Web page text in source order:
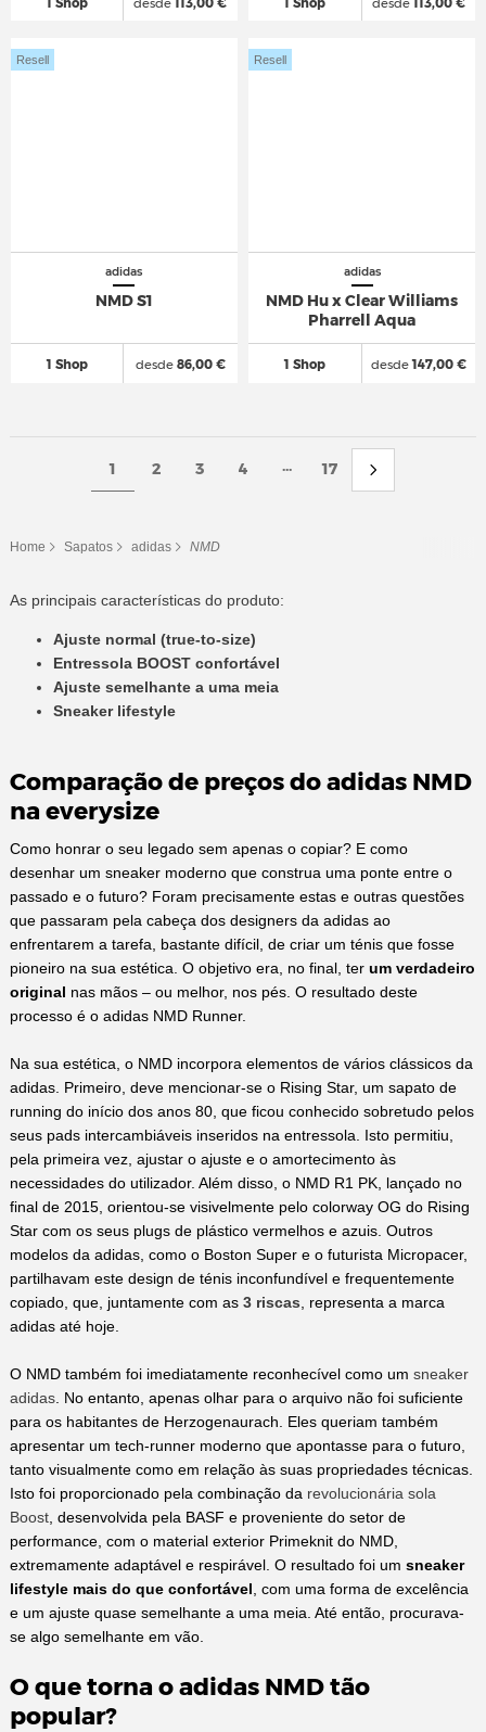
1 Shop desde 113,00 € 1 Shop desde113,00 €
adidas
NMD S1
1 Shop
Resell
desde86,00 €
adidas
NMD Hu x Clear Williams
Pharrell Aqua
1 Shop
Resell
desde147,00 €
1 2 3 4 ... 17
Home Sapatos adidas NMD
As principais características do produto:
Ajuste normal (true-to-size)
Entressola BOOST confortável
Ajuste semelhante a uma meia
Sneaker lifestyle
Comparação de preços do adidas NMD
na everysize
Como honrar o seu legado sem apenas o copiar? E como
desenhar um sneaker moderno que construa uma ponte entre o
passado e o futuro? Foram precisamente estas e outras questões
que passaram pela cabeça dos designers da adidas ao
enfrentarem a tarefa, bastante difícil, de criar um ténis que fosse
pioneiro na sua estética. O objetivo era, no final, ter um verdadeiro
original nas mãos – ou melhor, nos pés. O resultado deste
processo é o adidas NMD Runner.
Na sua estética, o NMD incorpora elementos de vários clássicos da
adidas. Primeiro, deve mencionar-se o Rising Star, um sapato de
running do início dos anos 80, que ficou conhecido sobretudo pelos
seus pads intercambiáveis inseridos na entressola. Isto permitiu,
pela primeira vez, ajustar o ajuste e o amortecimento às
necessidades do utilizador. Além disso, o NMD R1 PK, lançado no
final de 2015, orientou-se visivelmente pelo colorway OG do Rising
Star com os seus plugs de plástico vermelhos e azuis. Outros
modelos da adidas, como o Boston Super e o futurista Micropacer,
partilhavam este design de ténis inconfundível e frequentemente
copiado, que, juntamente com as 3 riscas , representa a marca
adidas até hoje.
O NMD também foi imediatamente reconhecível como um sneaker
adidas. No entanto, apenas olhar para o arquivo não foi suficiente
para os habitantes de Herzogenaurach. Eles queriam também
apresentar um tech-runner moderno que apontasse para o futuro,
tanto visualmente como em relação às suas propriedades técnicas.
Isto foi proporcionado pela combinação da revolucionária sola
Boost, desenvolvida pela BASF e proveniente do setor de
performance, com o material exterior Primeknit do NMD,
extremamente adaptável e respirável. O resultado foi um sneaker
lifestyle mais do que confortável , com uma forma de excelência
e um ajuste quase semelhante a uma meia. Até então, procurava-
se algo semelhante em vão.
O que torna o adidas NMD tão
popular?